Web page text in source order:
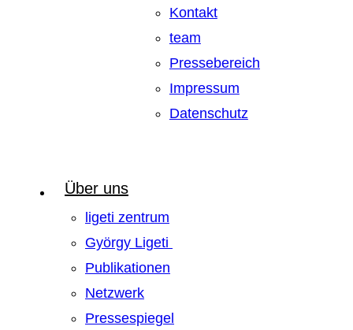
Kontakt
team
Pressebereich
Impressum
Datenschutz
Über uns
ligeti zentrum
György Ligeti
Publikationen
Netzwerk
Pressespiegel